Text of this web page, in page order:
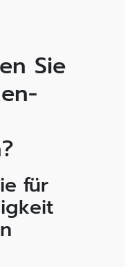
Sie
für